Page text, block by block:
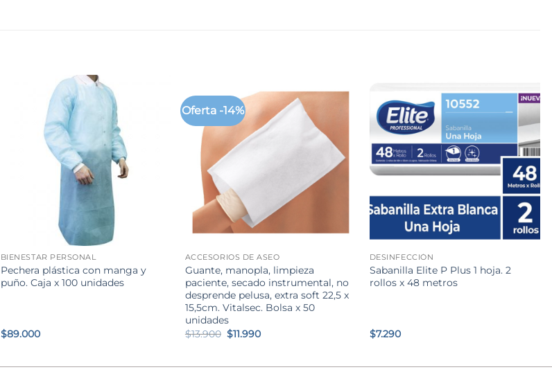
BIENESTAR PERSONAL
Pechera plástica con manga y
puño. Caja x 100 unidades
$89.000
Oferta -14%
+
ACCESORIOS DE ASEO
Guante, manopla, limpieza
paciente, secado instrumental, no
desprende pelusa, extra soft 22,5 x
15,5cm. Vitalsec. Bolsa x 50
unidades
$13.900 El
precio
$11.990El
DESINFECCIÓN
Sabanilla Elite P Plus 1 hoja. 2
rollos x 48 metros
$7.290